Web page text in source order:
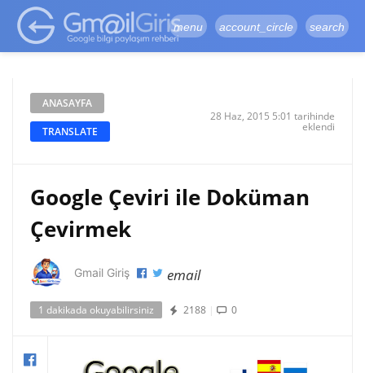
google-site-
verification=vqSI0upH550kabR5X8xpjMYieaXmuBueYgCJBW3uetM
menu account_circle search
ANASAYFA
TRANSLATE
28 Haz, 2015 5:01 tarihinde
eklendi
Google Çeviri ile Doküman
Çevirmek
Gmail Giriş email
1 dakikada okuyabilirsiniz 2188 | 0